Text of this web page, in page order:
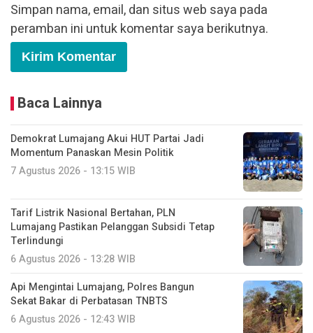
Simpan nama, email, dan situs web saya pada
peramban ini untuk komentar saya berikutnya.
Baca Lainnya
Demokrat Lumajang Akui HUT Partai Jadi
Momentum Panaskan Mesin Politik
7 Agustus 2026 - 13:15 WIB
Tarif Listrik Nasional Bertahan, PLN
Lumajang Pastikan Pelanggan Subsidi Tetap
Terlindungi
6 Agustus 2026 - 13:28 WIB
Api Mengintai Lumajang, Polres Bangun
Sekat Bakar di Perbatasan TNBTS
6 Agustus 2026 - 12:43 WIB